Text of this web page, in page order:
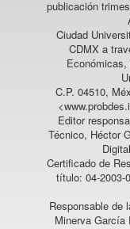
publicación
Ciudad
CDMX a
C.P. 04510,
Editor
Técnico, Héctor
Certificado de
título: 04-2003-
Responsable de
Minerva